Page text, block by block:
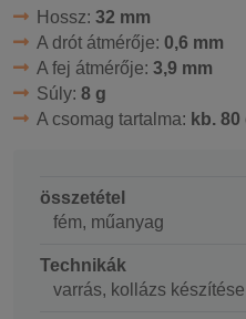
Hossz: 32 mm
A drót átmérője: 0,6 mm
A fej átmérője: 3,9 mm
Súly: 8 g
A csomag tartalma: kb. 80
összetétel
fém, műanyag
Technikák
varrás, kollázs készítése